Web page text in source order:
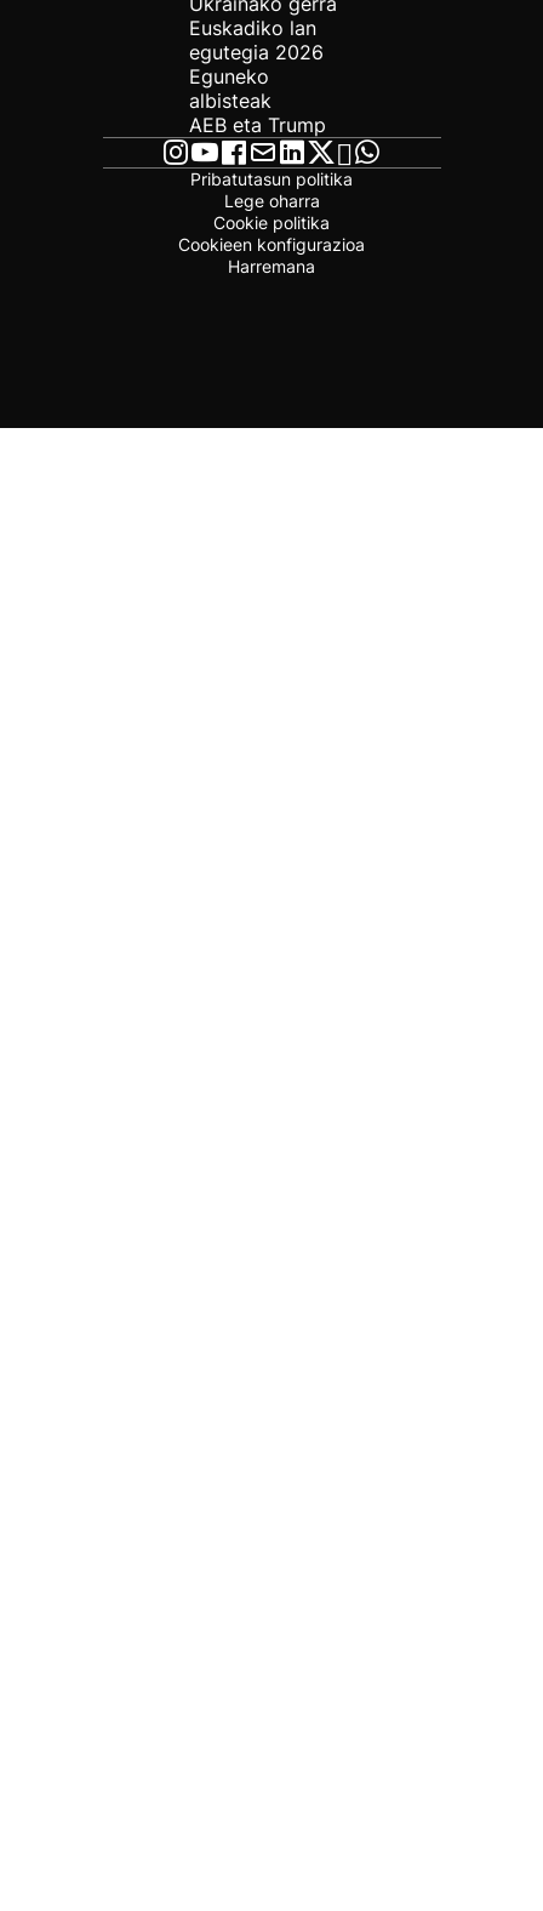
Euskadiko lan
egutegia 2026
Eguneko
albisteak
AEB eta Trump
Pribatutasun politika
Lege oharra
Cookie politika
Cookieen konfigurazioa
Harremana